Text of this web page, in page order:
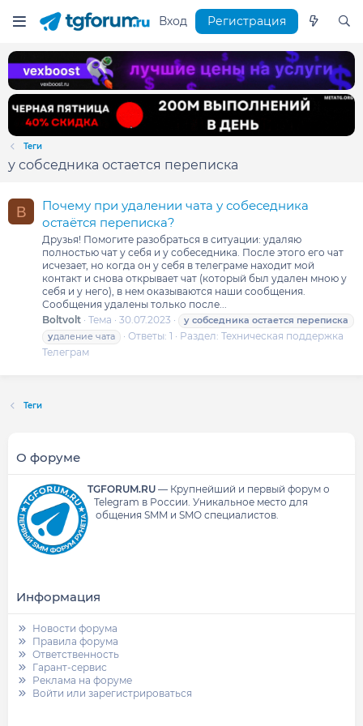
Вход Регистрация
Теги
у собседника остается переписка
B
Почему при удалении чата у собеседника
остаётся переписка?
Друзья! Помогите разобраться в ситуации: удаляю
полностью чат у себя и у собеседника. После этого его чат
исчезает, но когда он у себя в телеграме находит мой
контакт и снова открывает чат (который был удален мною у
себя и у него), в нем оказываются наши сообщения.
Сообщения удалены только после...
Boltvolt Тема 30.07.2023 у собседника остается переписка
удаление чата Ответы: 1 Раздел: Техническая поддержка
Телеграм
Теги
О форуме
TGFORUM.RU— Крупнейший и первый форум о
Telegram в России. Уникальное место для
общения SMM и SMO специалистов.
Информация
Новости форума
Правила форума
Ответственность
Гарант-сервис
Реклама на форуме
Войти или зарегистрироваться